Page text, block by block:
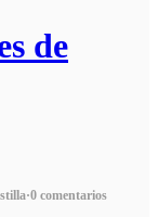
de
·0 comentarios